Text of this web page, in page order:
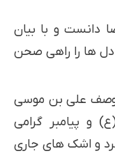
دانست و با بیان
ها را راهی صحن
وصف علی بن موسی
و پیامبر گرامی
و اشک های جاری